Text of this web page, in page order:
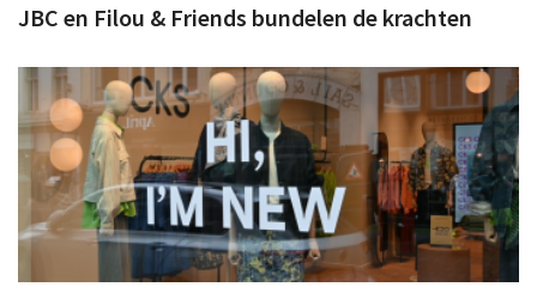
JBC en Filou & Friends bundelen de krachten